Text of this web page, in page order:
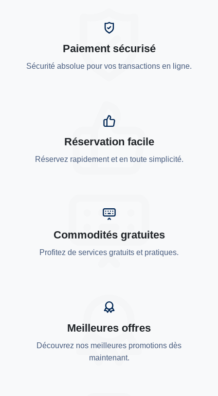
Paiement sécurisé
Sécurité absolue pour vos transactions en ligne.
Réservation facile
Réservez rapidement et en toute simplicité.
Commodités gratuites
Profitez de services gratuits et pratiques.
Meilleures offres
Découvrez nos meilleures promotions dès
maintenant.